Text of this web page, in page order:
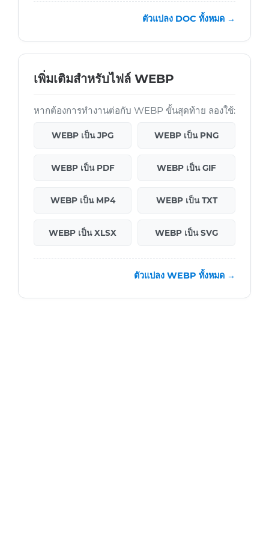
ตัวแปลง DOC ทั้งหมด →
เพิ่มเติมสำหรับไฟล์ WEBP
หากต้องการทำงานต่อกับ WEBP ขั้นสุดท้าย ลองใช้:
WEBP เป็น JPG WEBP เป็น PNG
WEBP เป็น PDF WEBP เป็น GIF
WEBP เป็น MP4 WEBP เป็น TXT
WEBP เป็น XLSX WEBP เป็น SVG
ตัวแปลง WEBP ทั้งหมด →